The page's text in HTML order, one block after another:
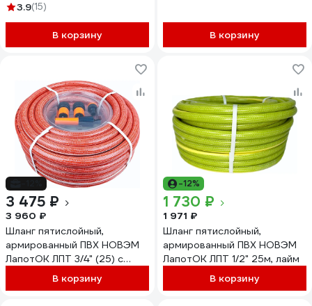
3.9(15)
В корзину В корзину
3 475 ₽
3 960 ₽
Шланг пятислойный,
армированный ПВХ НОВЭМ
ЛапотОК ЛПТ 3/4" (25) с
В корзину
-12%
1 730 ₽
1 971 ₽
Шланг пятислойный,
армированный ПВХ НОВЭМ
ЛапотОК ЛПТ 1/2" 25м, лайм
В корзину